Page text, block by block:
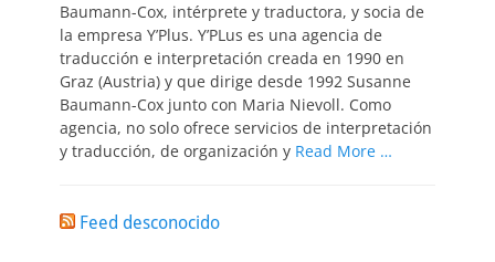
Baumann-Cox, intérprete y traductora, y socia de
la empresa Y’Plus. Y’PLus es una agencia de
traducción e interpretación creada en 1990 en
Graz (Austria) y que dirige desde 1992 Susanne
Baumann-Cox junto con Maria Nievoll. Como
agencia, no solo ofrece servicios de interpretación
y traducción, de organización y Read More …
Feed desconocido